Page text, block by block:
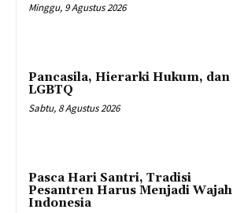
Minggu, 9 Agustus 2026
Pancasila, Hierarki Hukum, dan
LGBTQ
Sabtu, 8 Agustus 2026
Pasca Hari Santri, Tradisi
Pesantren Harus Menjadi Wajah
Indonesia